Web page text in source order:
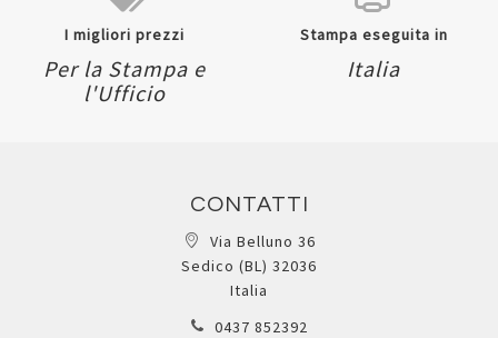
I migliori prezzi
Per la Stampa e
l'Ufficio
Stampa eseguita in
Italia
CONTATTI
Via Belluno 36
Sedico (BL) 32036
Italia
0437 852392